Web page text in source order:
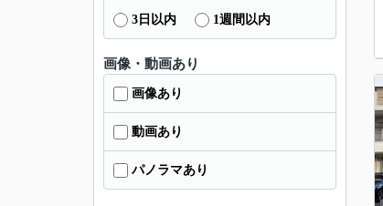
3日以内 1週間以内
画像・動画あり
画像あり
動画あり
パノラマあり